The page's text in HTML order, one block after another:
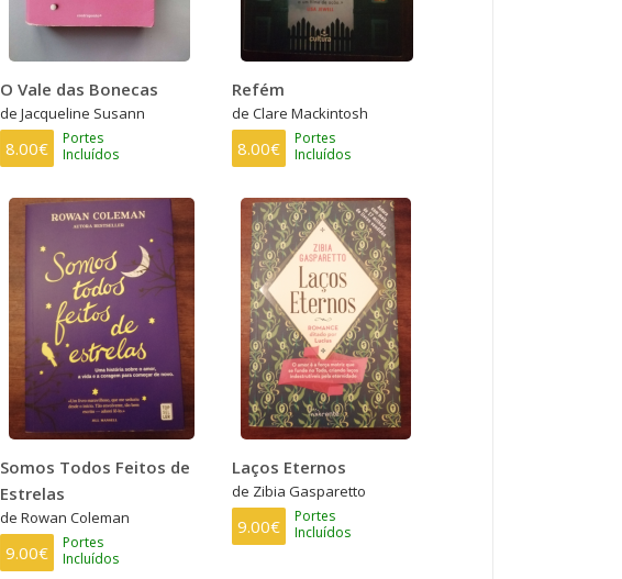
O Vale das Bonecas
de Jacqueline Susann
8.00€
Portes
Incluídos
Refém
de Clare Mackintosh
8.00€
Portes
Incluídos
Somos Todos Feitos de
Estrelas
de Rowan Coleman
9.00€
Portes
Incluídos
Laços Eternos
de Zibia Gasparetto
9.00€
Portes
Incluídos